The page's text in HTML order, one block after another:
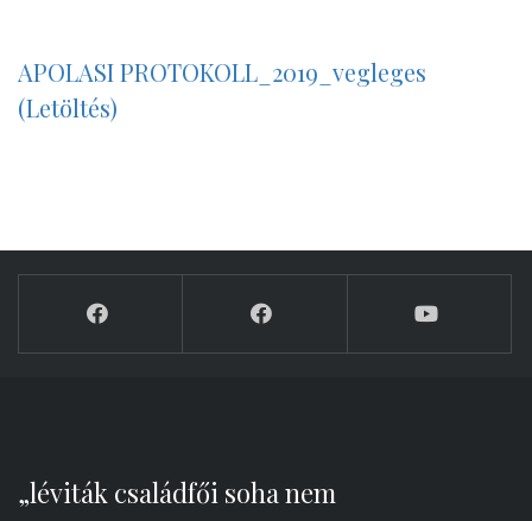
APOLASI PROTOKOLL_2019_vegleges
(Letöltés)
„léviták családfői soha nem